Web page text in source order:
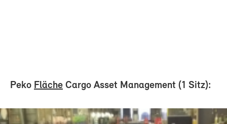
Peko Fläche Cargo Asset Management (1 Sitz):